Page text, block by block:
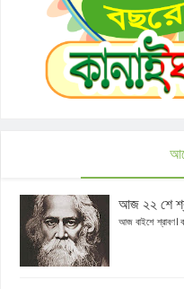
আজ ২২ শে
আজ বাইশে শ্রাবণ।